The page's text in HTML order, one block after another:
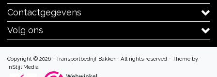
Contactgegevens
Volg ons
Copyright © 2026 - Transportbedrijf Bakker - All rights reserved - Theme by
InStijl Media